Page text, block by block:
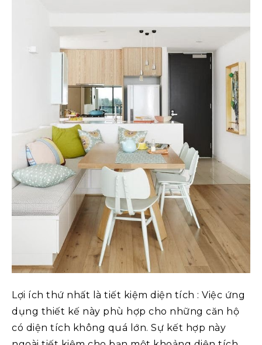
Lợi ích thứ nhất là tiết kiệm diện tích : Việc ứng
dụng thiết kế này phù hợp cho những căn hộ
có diện tích không quá lớn. Sự kết hợp này